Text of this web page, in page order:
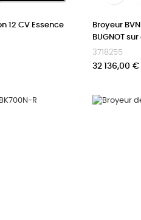
12 CV Essence
Broyeur
BUGNOT
3718255
Prix
32 136,00 €